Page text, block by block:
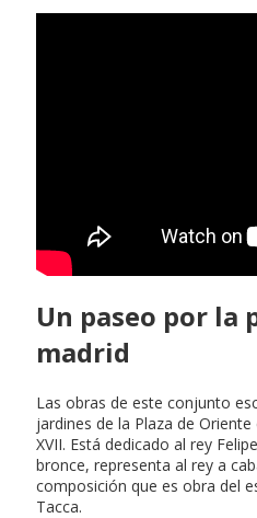
Un paseo por la
madrid
Las obras de este conjunto
jardines de la Plaza de
XVII. Está dedicado al rey
bronce, representa al rey a
composición que es obra del
Tacca.